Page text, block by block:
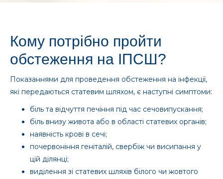
Кому потрібно пройти
обстеження на ІПСШ?
Показаннями для проведення обстеження на інфекції,
які передаються статевим шляхом, є наступні симптоми:
біль та відчуття печіння під час сечовипускання;
біль внизу живота або в області статевих органів;
наявність крові в сечі;
почервоніння геніталій, свербіж чи висипання у
цій ділянці;
виділення зі статевих шляхів білого чи жовтого